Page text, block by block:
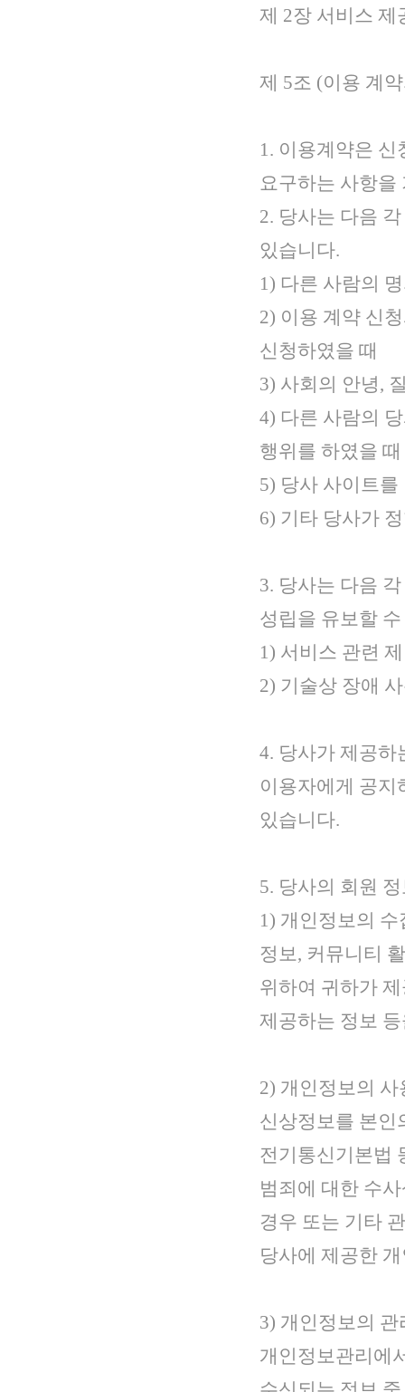
제 2장 서비스 제
제 5조 (이용 계
1. 이용계약은
요구하는 사항을
2. 당사는 다음
있습니다.
1) 다른 사람의
2) 이용 계약 신
신청하였을 때
3) 사회의 안녕,
4) 다른 사람의
행위를 하였을 때
5) 당사 사이트
6) 기타 당사가
3. 당사는 다음
성립을 유보할
1) 서비스 관련
2) 기술상 장애
4. 당사가 제공하
이용자에게 공지
있습니다.
5. 당사의 회원
1) 개인정보의
정보, 커뮤니티
위하여 귀하가
제공하는 정보
2) 개인정보의
신상정보를 본인
전기통신기본법
범죄에 대한 수
경우 또는 기타
당사에 제공한
3) 개인정보의
개인정보관리에